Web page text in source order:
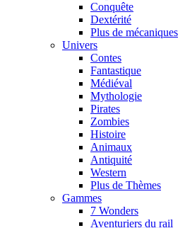
Conquête
Dextérité
Plus de mécaniques
Univers
Contes
Fantastique
Médiéval
Mythologie
Pirates
Zombies
Histoire
Animaux
Antiquité
Western
Plus de Thèmes
Gammes
7 Wonders
Aventuriers du rail